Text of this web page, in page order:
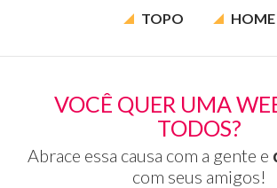
TOPO HOME
VOCÊ QUER UMA
TODOS?
Abrace essa causa com a gente e
com seus amigos!